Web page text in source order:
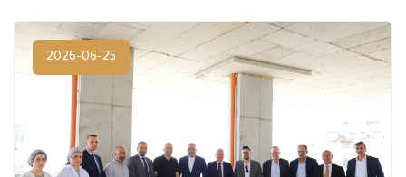
2026-06-25